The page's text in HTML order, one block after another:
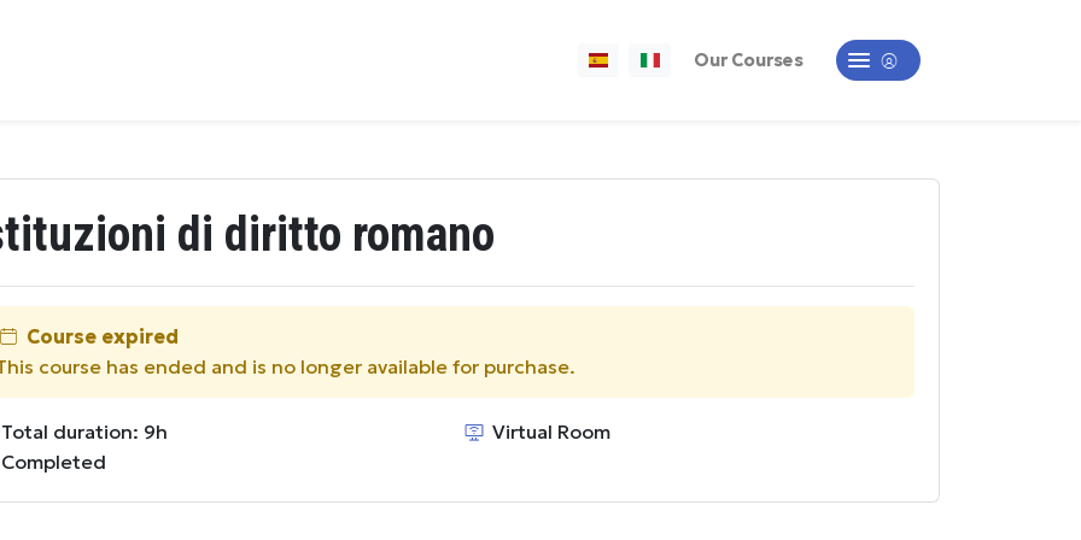
Our Courses
di diritto romano
Course expired
course has ended and is no longer available for purchase.
duration: 9h
Virtual Room